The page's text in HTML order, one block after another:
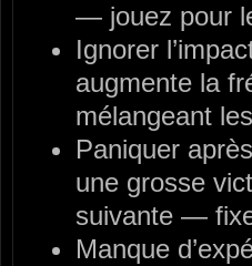
— jouez pour
Ignorer
augmente la
mélangeant
Paniquer
une grosse
suivante —
Manque